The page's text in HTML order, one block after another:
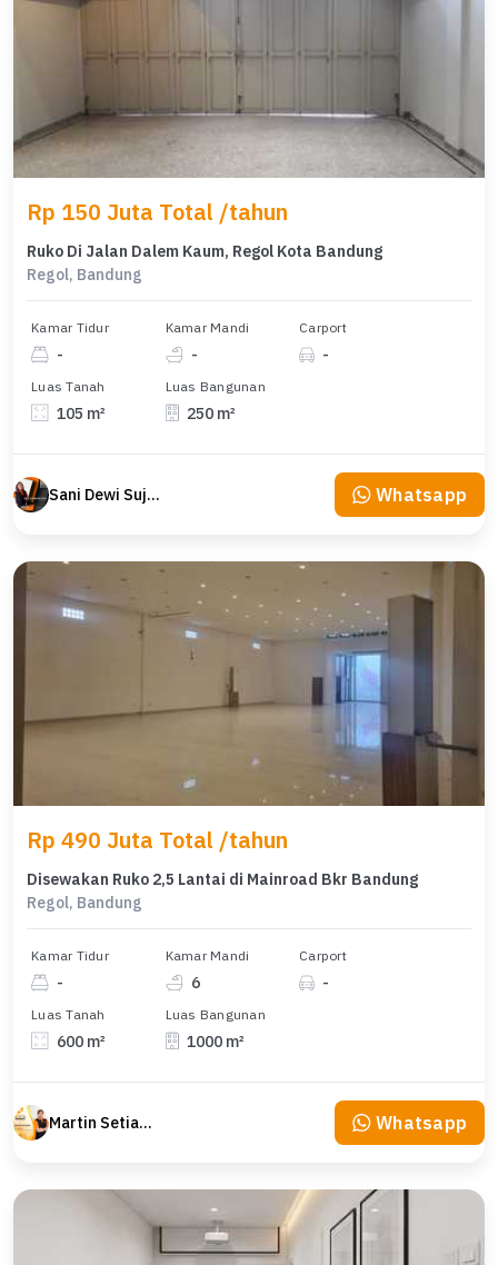
Rp 150 Juta Total /tahun
Ruko Di Jalan Dalem Kaum, Regol Kota Bandung
Regol, Bandung
Kamar Tidur
-
Kamar Mandi
-
Carport
-
Luas Tanah
105 m²
Luas Bangunan
250 m²
Sani Dewi Sujono Whatsapp
Rp 490 Juta Total /tahun
Disewakan Ruko 2,5 Lantai di Mainroad Bkr Bandung
Regol, Bandung
Kamar Tidur
-
Kamar Mandi
6
Carport
-
Luas Tanah
600 m²
Luas Bangunan
1000 m²
Martin Setiawan Tjandra Whatsapp